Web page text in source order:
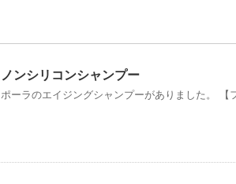
ノンシリコンシャンプー
ポーラのエイジングシャンプーがありました。